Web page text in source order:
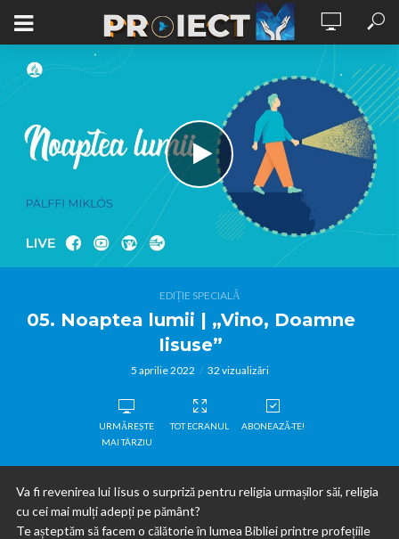
EDIȚIE SPECIALĂ
05. Noaptea lumii | „Vino, Doamne
Iisuse”
5 aprilie 2022 32 vizualizări
URMĂREȘTE
MAI TÂRZIU
TOT ECRANUL ABONEAZĂ-TE!
Va fi revenirea lui Iisus o surpriză pentru religia urmașilor săi, religia
cu cei mai mulți adepți pe pământ?
Te așteptăm să facem o călătorie în lumea Bibliei printre profețiile